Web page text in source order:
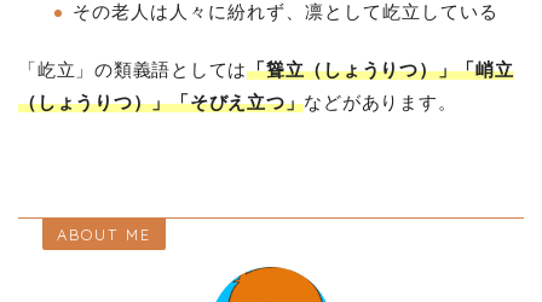
その老人は人々に紛れず、凛として屹立している
「屹立」の類義語としては「聳立（しょうりつ）」「峭立
（しょうりつ）」「そびえ立つ」などがあります。
ABOUT ME